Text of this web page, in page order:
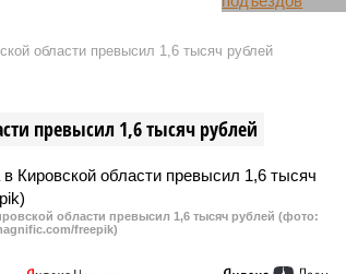
образовалась
проблему еще пару
В одном из
уложил
подъездов.
следующем
области превысил 1,6 тысяч рублей
превысил 1,6 тысяч рублей
области превысил 1,6 тысяч рублей (фото:
freepik)